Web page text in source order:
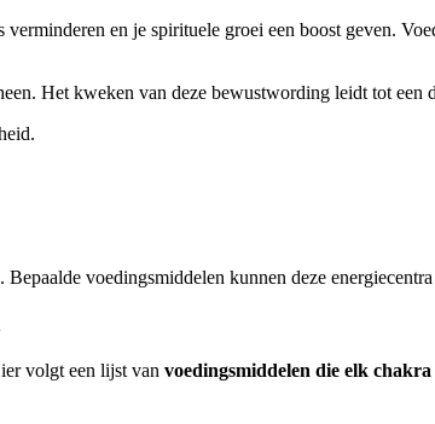
en je spirituele groei een boost geven.
Het kweken van deze bewustwording leidt tot een
voedingsmiddelen kunnen deze
volgt een lijst van voedingsmiddelen die elk